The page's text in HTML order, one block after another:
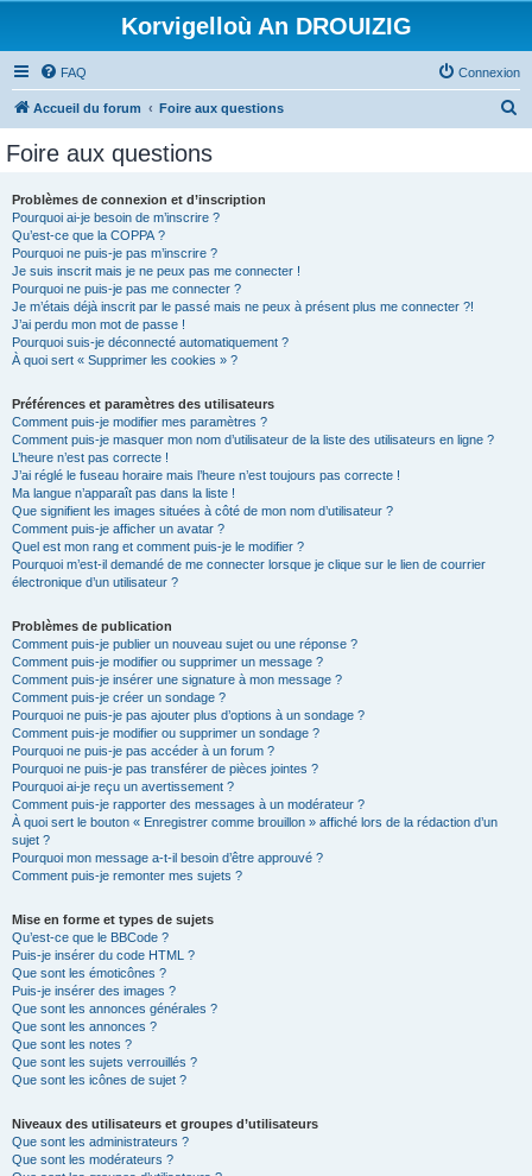
Korvigelloù An DROUIZIG
FAQ Connexion
Accueil du forum Foire aux questions
Foire aux questions
Problèmes de connexion et d’inscription
Pourquoi ai-je besoin de m’inscrire ?
Qu’est-ce que la COPPA ?
Pourquoi ne puis-je pas m’inscrire ?
Je suis inscrit mais je ne peux pas me connecter !
Pourquoi ne puis-je pas me connecter ?
Je m’étais déjà inscrit par le passé mais ne peux à présent plus me connecter ?!
J’ai perdu mon mot de passe !
Pourquoi suis-je déconnecté automatiquement ?
À quoi sert « Supprimer les cookies » ?
Préférences et paramètres des utilisateurs
Comment puis-je modifier mes paramètres ?
Comment puis-je masquer mon nom d’utilisateur de la liste des utilisateurs en ligne ?
L’heure n’est pas correcte !
J’ai réglé le fuseau horaire mais l’heure n’est toujours pas correcte !
Ma langue n’apparaît pas dans la liste !
Que signifient les images situées à côté de mon nom d’utilisateur ?
Comment puis-je afficher un avatar ?
Quel est mon rang et comment puis-je le modifier ?
Pourquoi m’est-il demandé de me connecter lorsque je clique sur le lien de courrier
électronique d’un utilisateur ?
Problèmes de publication
Comment puis-je publier un nouveau sujet ou une réponse ?
Comment puis-je modifier ou supprimer un message ?
Comment puis-je insérer une signature à mon message ?
Comment puis-je créer un sondage ?
Pourquoi ne puis-je pas ajouter plus d’options à un sondage ?
Comment puis-je modifier ou supprimer un sondage ?
Pourquoi ne puis-je pas accéder à un forum ?
Pourquoi ne puis-je pas transférer de pièces jointes ?
Pourquoi ai-je reçu un avertissement ?
Comment puis-je rapporter des messages à un modérateur ?
À quoi sert le bouton « Enregistrer comme brouillon » affiché lors de la rédaction d’un
sujet ?
Pourquoi mon message a-t-il besoin d’être approuvé ?
Comment puis-je remonter mes sujets ?
Mise en forme et types de sujets
Qu’est-ce que le BBCode ?
Puis-je insérer du code HTML ?
Que sont les émoticônes ?
Puis-je insérer des images ?
Que sont les annonces générales ?
Que sont les annonces ?
Que sont les notes ?
Que sont les sujets verrouillés ?
Que sont les icônes de sujet ?
Niveaux des utilisateurs et groupes d’utilisateurs
Que sont les administrateurs ?
Que sont les modérateurs ?